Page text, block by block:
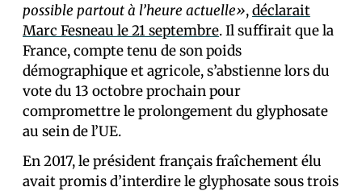
possible partout à l’heure actuelle»,déclarait
Marc Fesneau le 21 septembre. Il suffirait que la
France, compte tenu de son poids
démographique et agricole, s’abstienne lors du
vote du 13 octobre prochain pour
compromettre le prolongement du glyphosate
au sein de l’UE.
En 2017, le président français fraîchement élu
avait promis d’interdire le glyphosate sous trois